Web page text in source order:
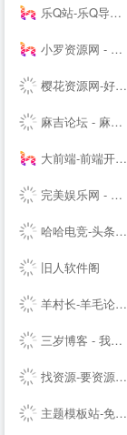
乐Q站-乐Q导航网
小罗资源网 - 全网最精免费优质资源,活动线报,实用软件,技术教程等内容
樱花资源网-好资源不私藏!大家一起分享!
麻吉论坛 - 麻吉辅助,麻吉资源,我爱资源网,麻吉娱乐网,辅助网,破解软件分享,最全面的免费资源论坛 - www.k7788.cn
大前端-前端开发_主机测评推荐
完美娱乐网 - 免费活动福利等分享平台
哈哈电竞-头条快讯网，综合商业资讯报道
旧人软件阁
羊村长-羊毛论坛，开放交流，共享精神，让你的钱包鼓起来！ - Powered by Discuz!
三岁博客 - 我的世界只有你懂
找资源-要资源就上找资源|专业提供,免费资源,活动资源,源码资源,励志打造全网最好最全的资源大全-
主题模板站-免费模板,免费源码,PHP源码,网站模板,插件软件资源分享平台!